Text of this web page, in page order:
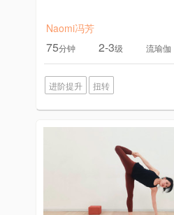
Naomi冯芳
75分钟 2-3级 流瑜伽
进阶提升 扭转